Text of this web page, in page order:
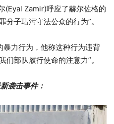
(Eyal Zamir)呼应了赫尔佐格的
分子玷污守法公众的行为”。
力行为，他称这种行为违背
们部队履行使命的注意力”。
袭击事件：